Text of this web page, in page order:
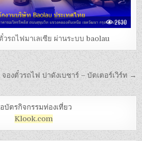
2630
วรถไฟมาเลเซีย ผ่านระบบ baolau
จองตั๋วรถไฟ ปาดังเบซาร์ – บัตเตอร์เวิร์ท →
บัตรกิจกรรมท่องเที่ยว
Klook.com